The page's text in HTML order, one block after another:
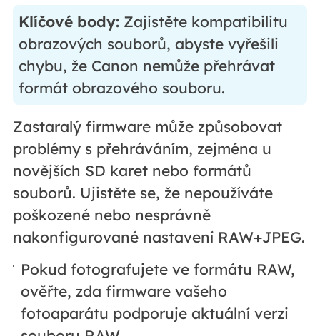
Klíčové body:Zajistěte kompatibilitu
obrazových souborů, abyste vyřešili
chybu, že Canon nemůže přehrávat
formát obrazového souboru.
Zastaralý firmware může způsobovat
problémy s přehráváním, zejména u
novějších SD karet nebo formátů
souborů. Ujistěte se, že nepoužíváte
poškozené nebo nesprávně
nakonfigurované nastavení RAW+JPEG.
Pokud fotografujete ve formátu RAW,
ověřte, zda firmware vašeho
fotoaparátu podporuje aktuální verzi